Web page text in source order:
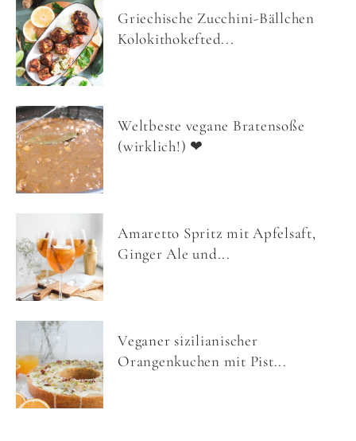
Griechische Zucchini-Bällchen
Kolokithokefted...
Weltbeste vegane Bratensoße
(wirklich!) ❤
Amaretto Spritz mit Apfelsaft,
Ginger Ale und...
Veganer sizilianischer
Orangenkuchen mit Pist...